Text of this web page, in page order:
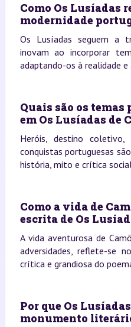
Como Os Lusíadas
modernidade
Os Lusíadas seguem a
inovam ao incorporar
adaptando-os à realidade
Quais são os
em Os Lusíadas de
Heróis, destino
conquistas portuguesas
história, mito e crítica
Como a vida de
escrita de Os
A vida aventurosa de
adversidades, reflete-se
crítica e grandiosa do
Por que Os
monumento